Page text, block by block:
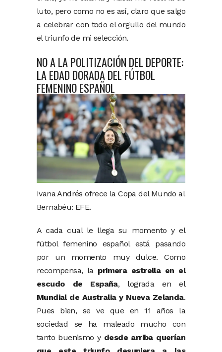
luto, pero como no es así, claro que salgo
a celebrar con todo el orgullo del mundo
el triunfo de mi selección.
NO A LA POLITIZACIÓN DEL DEPORTE:
LA EDAD DORADA DEL FÚTBOL
FEMENINO ESPAÑOL
Ivana Andrés ofrece la Copa del Mundo al
Bernabéu: EFE.
A cada cual le llega su momento y el
fútbol femenino español está pasando
por un momento muy dulce. Como
recompensa, la primera estrella en el
escudo de España, lograda en el
Mundial de Australia y Nueva Zelanda.
Pues bien, se ve que en 11 años la
sociedad se ha maleado mucho con
tanto buenismo y desde arriba querían